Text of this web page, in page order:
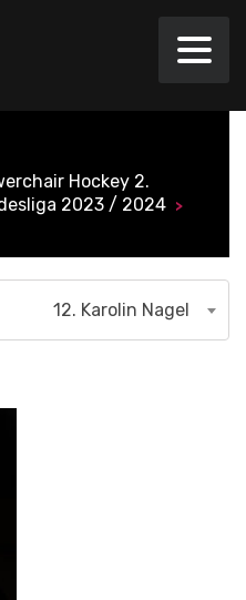
Hockey 2.
2023 / 2024 >
12. Karolin Nagel